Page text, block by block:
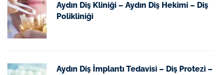
Aydın Diş Kliniği – Aydın Diş Hekimi – Diş
Polikliniği
Aydın Diş İmplantı Tedavisi – Diş Protezi –